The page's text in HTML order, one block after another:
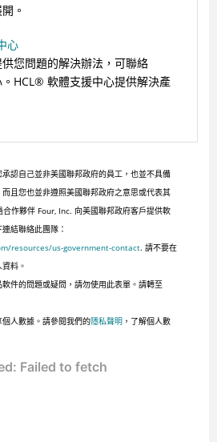
。
心
您問題的解決辦法，可聯絡
HCL® 軟體支援中心提供解決產
認自己並非美國聯邦政府的員工，也並不具備
且您也並非遵照美國聯邦政府之意思或代表其
合作夥伴 Four, Inc. 向美國聯邦政府客戶提供軟
結聯絡此團隊：
resources/us-government-contact. 請不要在
料。
件的問題或疑問，請勿使用此表單。請轉至
人數據。請參閱我們的隱私聲明，了解個人數